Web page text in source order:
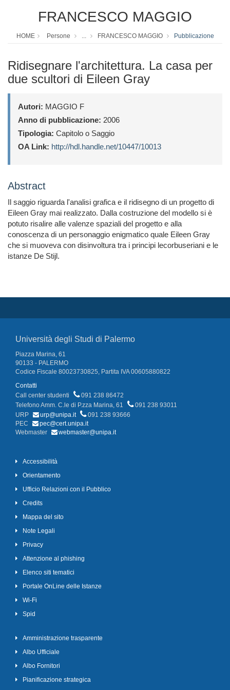
FRANCESCO MAGGIO
HOME Persone ... FRANCESCO MAGGIO Pubblicazione
Ridisegnare l'architettura. La casa per
due scultori di Eileen Gray
Autori: MAGGIO F
Anno di pubblicazione: 2006
Tipologia: Capitolo o Saggio
OA Link: http://hdl.handle.net/10447/10013
Abstract
Il saggio riguarda l'analisi grafica e il ridisegno di un progetto di
Eileen Gray mai realizzato. Dalla costruzione del modello si è
potuto risalire alle valenze spaziali del progetto e alla
conoscenza di un personaggio enigmatico quale Eileen Gray
che si muoveva con disinvoltura tra i principi lecorbuseriani e le
istanze De Stijl.
Università degli Studi di Palermo
Piazza Marina, 61
90133 - PALERMO
Codice Fiscale 80023730825, Partita IVA 00605880822
Contatti
Call center studenti
091 238 86472
Telefono Amm. C.le di P.zza Marina, 61
091 238 93011
URP
urp@unipa.it
091 238 93666
PEC
pec@cert.unipa.it
Webmaster
webmaster@unipa.it
Accessibilità
Orientamento
Ufficio Relazioni con il Pubblico
Credits
Mappa del sito
Note Legali
Privacy
Attenzione al phishing
Elenco siti tematici
Portale OnLine delle Istanze
Wi-Fi
Spid
Amministrazione trasparente
Albo Ufficiale
Albo Fornitori
Pianificazione strategica